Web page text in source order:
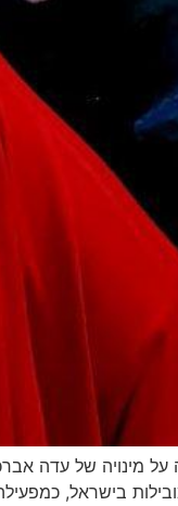
על מינויה של עדה
בישראל,